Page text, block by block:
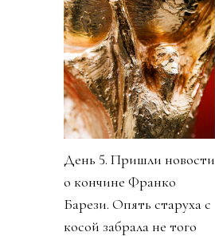
День 5. Пришли новости
о кончине Франко
Барези. Опять старуха с
косой забрала не того